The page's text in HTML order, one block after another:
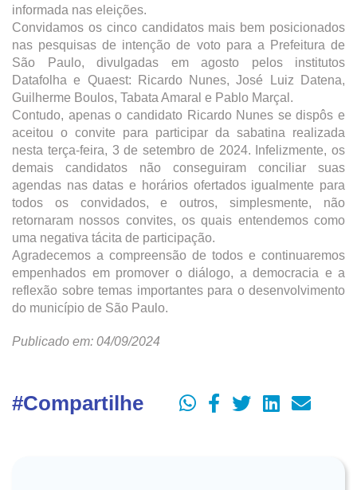
informada nas eleições.
Convidamos os cinco candidatos mais bem posicionados
nas pesquisas de intenção de voto para a Prefeitura de
São Paulo, divulgadas em agosto pelos institutos
Datafolha e Quaest: Ricardo Nunes, José Luiz Datena,
Guilherme Boulos, Tabata Amaral e Pablo Marçal.
Contudo, apenas o candidato Ricardo Nunes se dispôs e
aceitou o convite para participar da sabatina realizada
nesta terça-feira, 3 de setembro de 2024. Infelizmente, os
demais candidatos não conseguiram conciliar suas
agendas nas datas e horários ofertados igualmente para
todos os convidados, e outros, simplesmente, não
retornaram nossos convites, os quais entendemos como
uma negativa tácita de participação.
Agradecemos a compreensão de todos e continuaremos
empenhados em promover o diálogo, a democracia e a
reflexão sobre temas importantes para o desenvolvimento
do município de São Paulo.
Publicado em: 04/09/2024
#Compartilhe